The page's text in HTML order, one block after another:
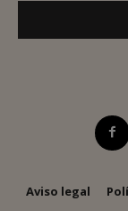
Aviso legal